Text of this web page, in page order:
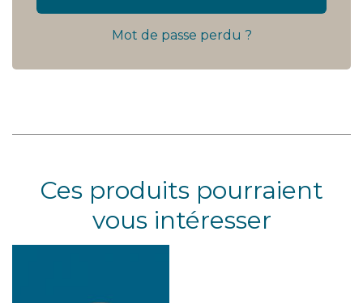
Mot de passe perdu ?
Ces produits pourraient
vous intéresser